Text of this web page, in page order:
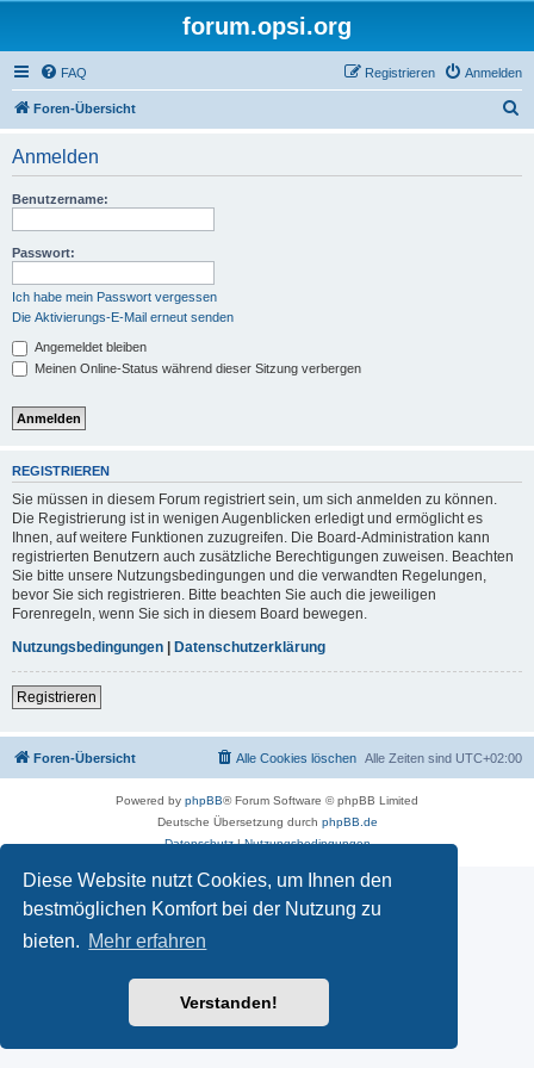
Diese Website nutzt Cookies, um Ihnen den
bestmöglichen Komfort bei der Nutzung zu
bieten. Mehr erfahren
Verstanden!
forum.opsi.org
FAQ Anmelden
Registrieren
Foren-Übersicht
Anmelden
Benutzername:
Passwort:
Ich habe mein Passwort vergessen
Die Aktivierungs-E-Mail erneut senden
Angemeldet bleiben
Meinen Online-Status während dieser Sitzung verbergen
REGISTRIEREN
Sie müssen in diesem Forum registriert sein, um sich anmelden zu können.
Die Registrierung ist in wenigen Augenblicken erledigt und ermöglicht es
Ihnen, auf weitere Funktionen zuzugreifen. Die Board-Administration kann
registrierten Benutzern auch zusätzliche Berechtigungen zuweisen. Beachten
Sie bitte unsere Nutzungsbedingungen und die verwandten Regelungen,
bevor Sie sich registrieren. Bitte beachten Sie auch die jeweiligen
Forenregeln, wenn Sie sich in diesem Board bewegen.
Nutzungsbedingungen | Datenschutzerklärung
Registrieren
Foren-Übersicht Alle Zeiten sind UTC+02:00
Alle Cookies löschen
Powered by phpBB® Forum Software © phpBB Limited
Deutsche Übersetzung durch phpBB.de
Datenschutz|Nutzungsbedingungen